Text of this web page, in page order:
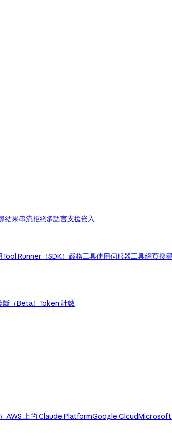
結果串流拒絕多語言支援嵌入
Tool Runner（SDK） 嚴格工具使用伺服器工具網頁搜
斷（Beta） Token 計數
AWS 上的 Claude PlatformGoogle CloudMicrosoft